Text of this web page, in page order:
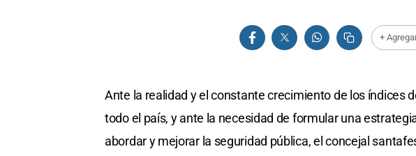
+
Ante la realidad y el constante crecimiento de los índices
todo el país, y ante la necesidad de formular una
abordar y mejorar la seguridad pública, el concejal